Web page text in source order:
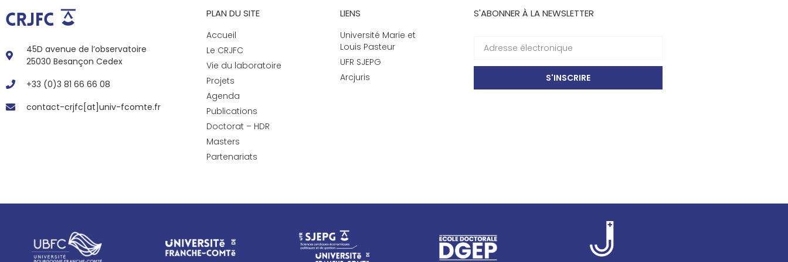
45D avenue de l’observatoire
25030 Besançon Cedex
+33 (0)3 81 66 66 08
contact-crjfc[at]univ-fcomte.fr
PLAN DU SITE
Accueil
Le CRJFC
Vie du laboratoire
Projets
Agenda
Publications
Doctorat – HDR
Masters
Partenariats
LIENS
Université Marie et
Louis Pasteur
UFR SJEPG
Arcjuris
S'ABONNER À LA NEWSLETTER
S'INSCRIRE